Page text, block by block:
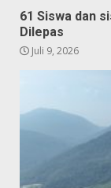
61 Siswa dan
Dilepas
Juli 9, 2026